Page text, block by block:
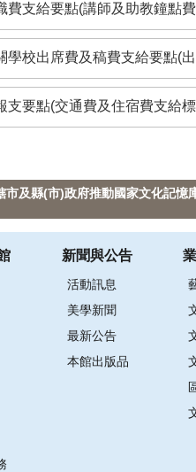
費支給要點(講師及助教鐘點
學校出席費及稿費支給要點(
支要點(交通費及住宿費支給
市及縣(市)政府推動國家文化記憶
新聞與公告
活動訊息
美學新聞
最新公告
本館出版品